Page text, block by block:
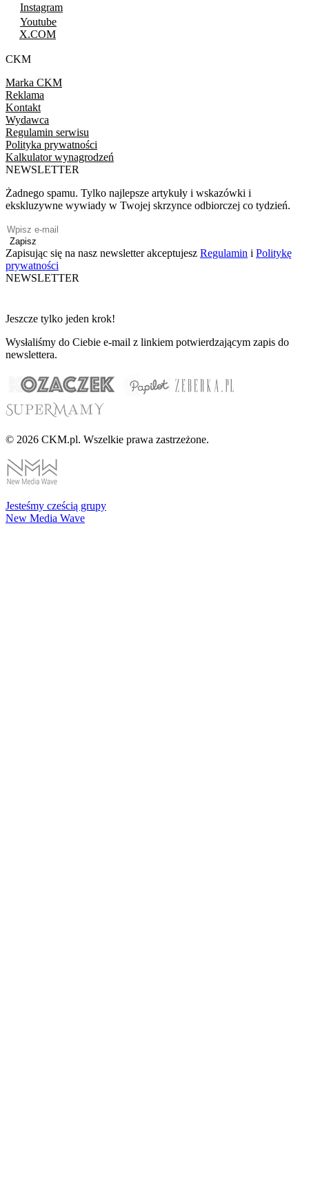
Instagram
Youtube
X.COM
CKM
Marka CKM
Reklama
Kontakt
Wydawca
Regulamin serwisu
Polityka prywatności
Kalkulator wynagrodzeń
NEWSLETTER
Żadnego spamu. Tylko najlepsze artykuły i wskazówki i
ekskluzywne wywiady w Twojej skrzynce odbiorczej co tydzień.
Zapisz
Zapisując się na nasz newsletter akceptujesz Regulamin i Politykę
prywatności
NEWSLETTER
Jeszcze tylko jeden krok!
Wysłaliśmy do Ciebie e-mail z linkiem potwierdzającym zapis do
newslettera.
© 2026 CKM.pl. Wszelkie prawa zastrzeżone.
Jesteśmy cześcią grupy
New Media Wave